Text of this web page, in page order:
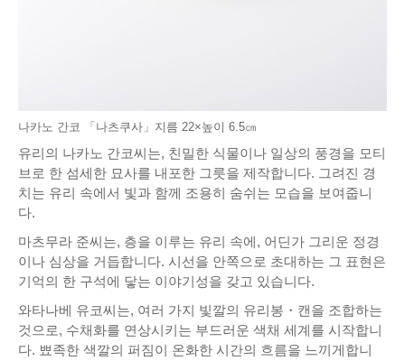
나카노 간코 「나츠쿠사」지름 22×높이 6.5㎝
유리의 나카노 간코씨는, 친밀한 식물이나 일상의 풍경을 모티
브로 한 섬세한 묘사를 내포한 그릇을 제작합니다. 그려진 경
치는 유리 속에서 빛과 함께 조용히 숨쉬는 모습을 보여줍니
다.
마츠무라 준씨는, 층을 이루는 유리 속에, 어딘가 그리운 정경
이나 심상을 거듭합니다. 시선을 안쪽으로 초대하는 그 표현은
기억의 한 구석에 닿는 이야기성을 갖고 있습니다.
와타나베 유코씨는, 여러 가지 빛깔의 유리봉・캔을 조합하는
것으로, 수채화를 연상시키는 부드러운 색채 세계를 시작합니
다. 뾰족한 색깔의 퍼짐이 온화한 시간의 흐름을 느끼게합니